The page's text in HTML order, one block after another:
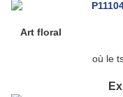
Art
"Nouvel An
où le